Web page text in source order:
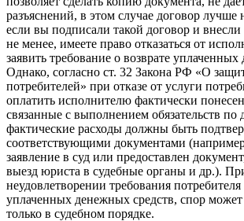
разъяснений, в этом случае договор лучше
если вы подписали такой договор и
не менее, имеете право отказаться от
заявить требование о возврате
Однако, согласно ст. 32 Закона РФ «О
потребителей» при отказе от услуги
оплатить исполнителю фактически
связанные с выполнением обязательств по
фактические расходы должны быть
соответствующими документами
заявление в суд или предоставлен
выезд юриста в судебные органы и др.).
неудовлетворении требования потребителя
уплаченных денежных средств, спор
только в судебном порядке.